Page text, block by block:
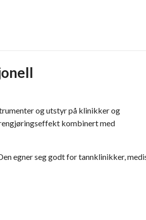
og utstyr på klinikker og
kombinert med
egner seg godt for tannklinikker,